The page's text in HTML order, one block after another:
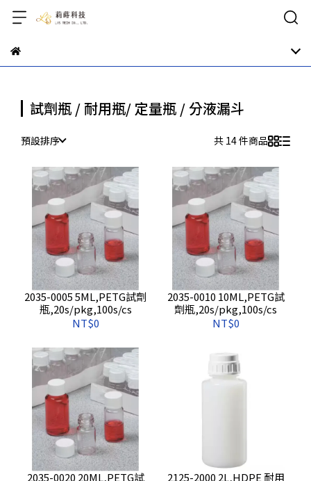
試劑瓶 / 耐用瓶/ 定量瓶 / 分液漏斗
預設排序 共 14 件商品
2035-0005 5ML,PETG試劑
瓶,20s/pkg,100s/cs
NT$0
2035-0010 10ML,PETG試
劑瓶,20s/pkg,100s/cs
NT$0
2035-0020 20ML,PETG試
2125-2000 2L,HDPE 耐用